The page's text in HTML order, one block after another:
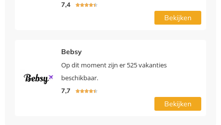
7,4 
Bekijken
Bebsy
Op dit moment zijn er 525 vakanties
beschikbaar.
7,7 
Bekijken